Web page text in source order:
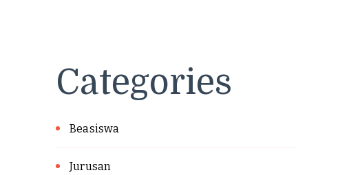
Categories
Beasiswa
Jurusan